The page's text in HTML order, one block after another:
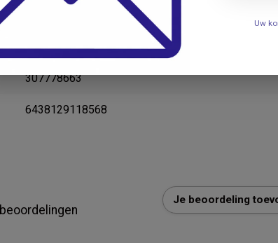
307778663
6438129118568
beoordelingen
Je beoordeling
Uw